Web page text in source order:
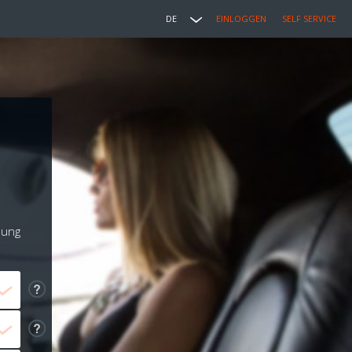
DE EINLOGGEN SELF SERVICE